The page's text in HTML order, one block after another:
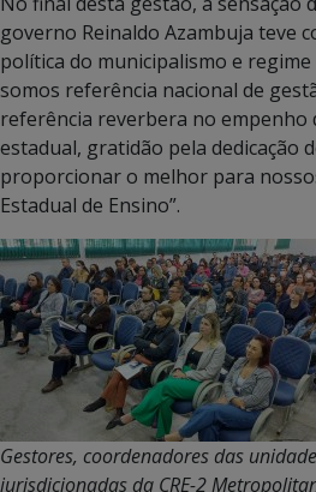
governo Reinaldo Azambuja teve
política do municipalismo e
somos referência nacional de
referência reverbera no empenho
estadual, gratidão pela dedicação
proporcionar o melhor para
Estadual de Ensino”.
Gestores, coordenadores das
jurisdicionadas da CRE-2